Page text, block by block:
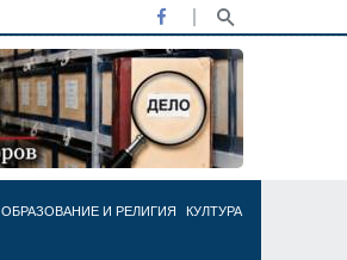
ОБРАЗОВАНИЕ И РЕЛИГИЯ КУЛТУРА